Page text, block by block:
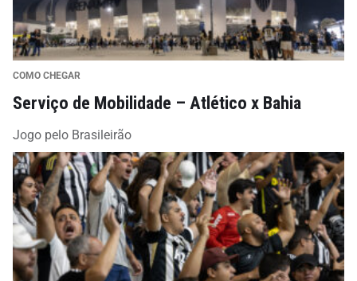
COMO CHEGAR
Serviço de Mobilidade – Atlético x Bahia
Jogo pelo Brasileirão